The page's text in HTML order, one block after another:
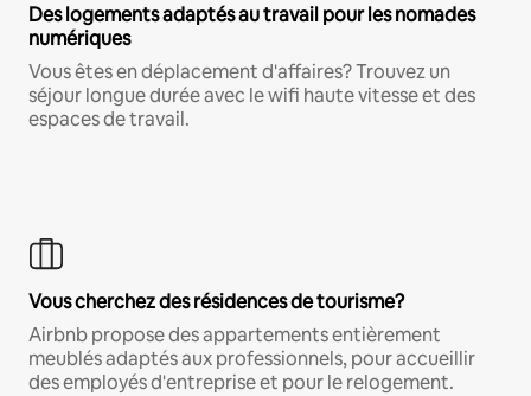
Des logements adaptés au travail pour les nomades
numériques
Vous êtes en déplacement d'affaires? Trouvez un
séjour longue durée avec le wifi haute vitesse et des
espaces de travail.
Vous cherchez des résidences de tourisme?
Airbnb propose des appartements entièrement
meublés adaptés aux professionnels, pour accueillir
des employés d'entreprise et pour le relogement.